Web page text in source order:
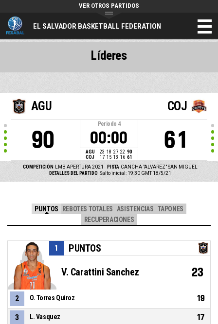
EL SALVADOR BASKETBALL FEDERATION
VER OTROS PARTIDOS
AGU
90
Periodo 4
00:00
AGU 23 18 27 22 90
COJ
17 15 13 16 61
COJ
61
COMPETICIÓN LMB APERTURA 2021 PISTA CANCHA "ALVAREZ" SAN MIGUEL
DETALLES DEL PARTIDO Salto inicial: 19:30 GMT 18/5/21
Líderes
PUNTOS REBOTES TOTALES ASISTENCIAS TAPONES
RECUPERACIONES
PUNTOS
1
V. Carattini Sanchez 23
2 O. Torres Quiroz 19
3 L. Vasquez 17